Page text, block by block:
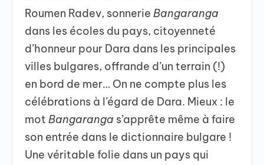
Roumen Radev, sonnerieBangaranga
dans les écoles du pays, citoyenneté
d’honneur pour Dara dans les principales
villes bulgares, offrande d’un terrain (!)
en bord de mer… On ne compte plus les
célébrations à l’égard de Dara. Mieux : le
motBangaranga s’apprête même à faire
son entrée dans le dictionnaire bulgare !
Une véritable folie dans un pays qui